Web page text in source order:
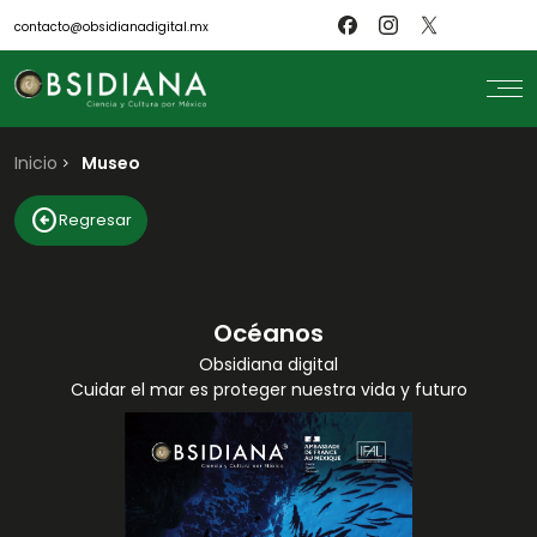
contacto@obsidianadigital.mx
search
Inicio
Nosotros
Revistas
Inicio Museo
arrow_circle_leftRegresar
Océanos
Obsidiana digital
Cuidar el mar es proteger nuestra vida y futuro